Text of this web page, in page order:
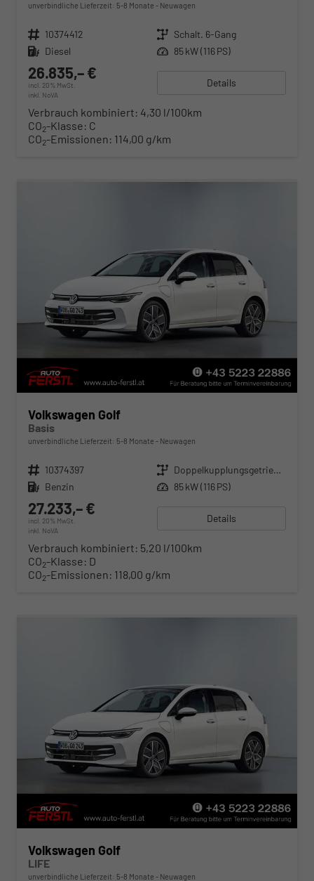
unverbindliche Lieferzeit: 5-8 Monate Neuwagen
Fahrzeugnr. 10374412 Getriebe Schalt. 6-Gang
Kraftstoff Diesel Leistung 85 kW (116 PS)
26.835,– €
incl. 20% MwSt.
inkl. NoVA
Details
Verbrauch kombiniert: 4,30 l/100km
CO2-Klasse: C
CO2-Emissionen: 114,00 g/km
Volkswagen Golf
Basis
unverbindliche Lieferzeit: 5-8 Monate Neuwagen
Fahrzeugnr. 10374397 Getriebe
Doppelkupplungsgetriebe (DSG)
Kraftstoff Benzin Leistung 85 kW (116 PS)
27.233,– €
incl. 20% MwSt.
inkl. NoVA
Details
Verbrauch kombiniert: 5,20 l/100km
CO2-Klasse: D
CO2-Emissionen: 118,00 g/km
Volkswagen Golf
LIFE
unverbindliche Lieferzeit: 5-8 Monate Neuwagen